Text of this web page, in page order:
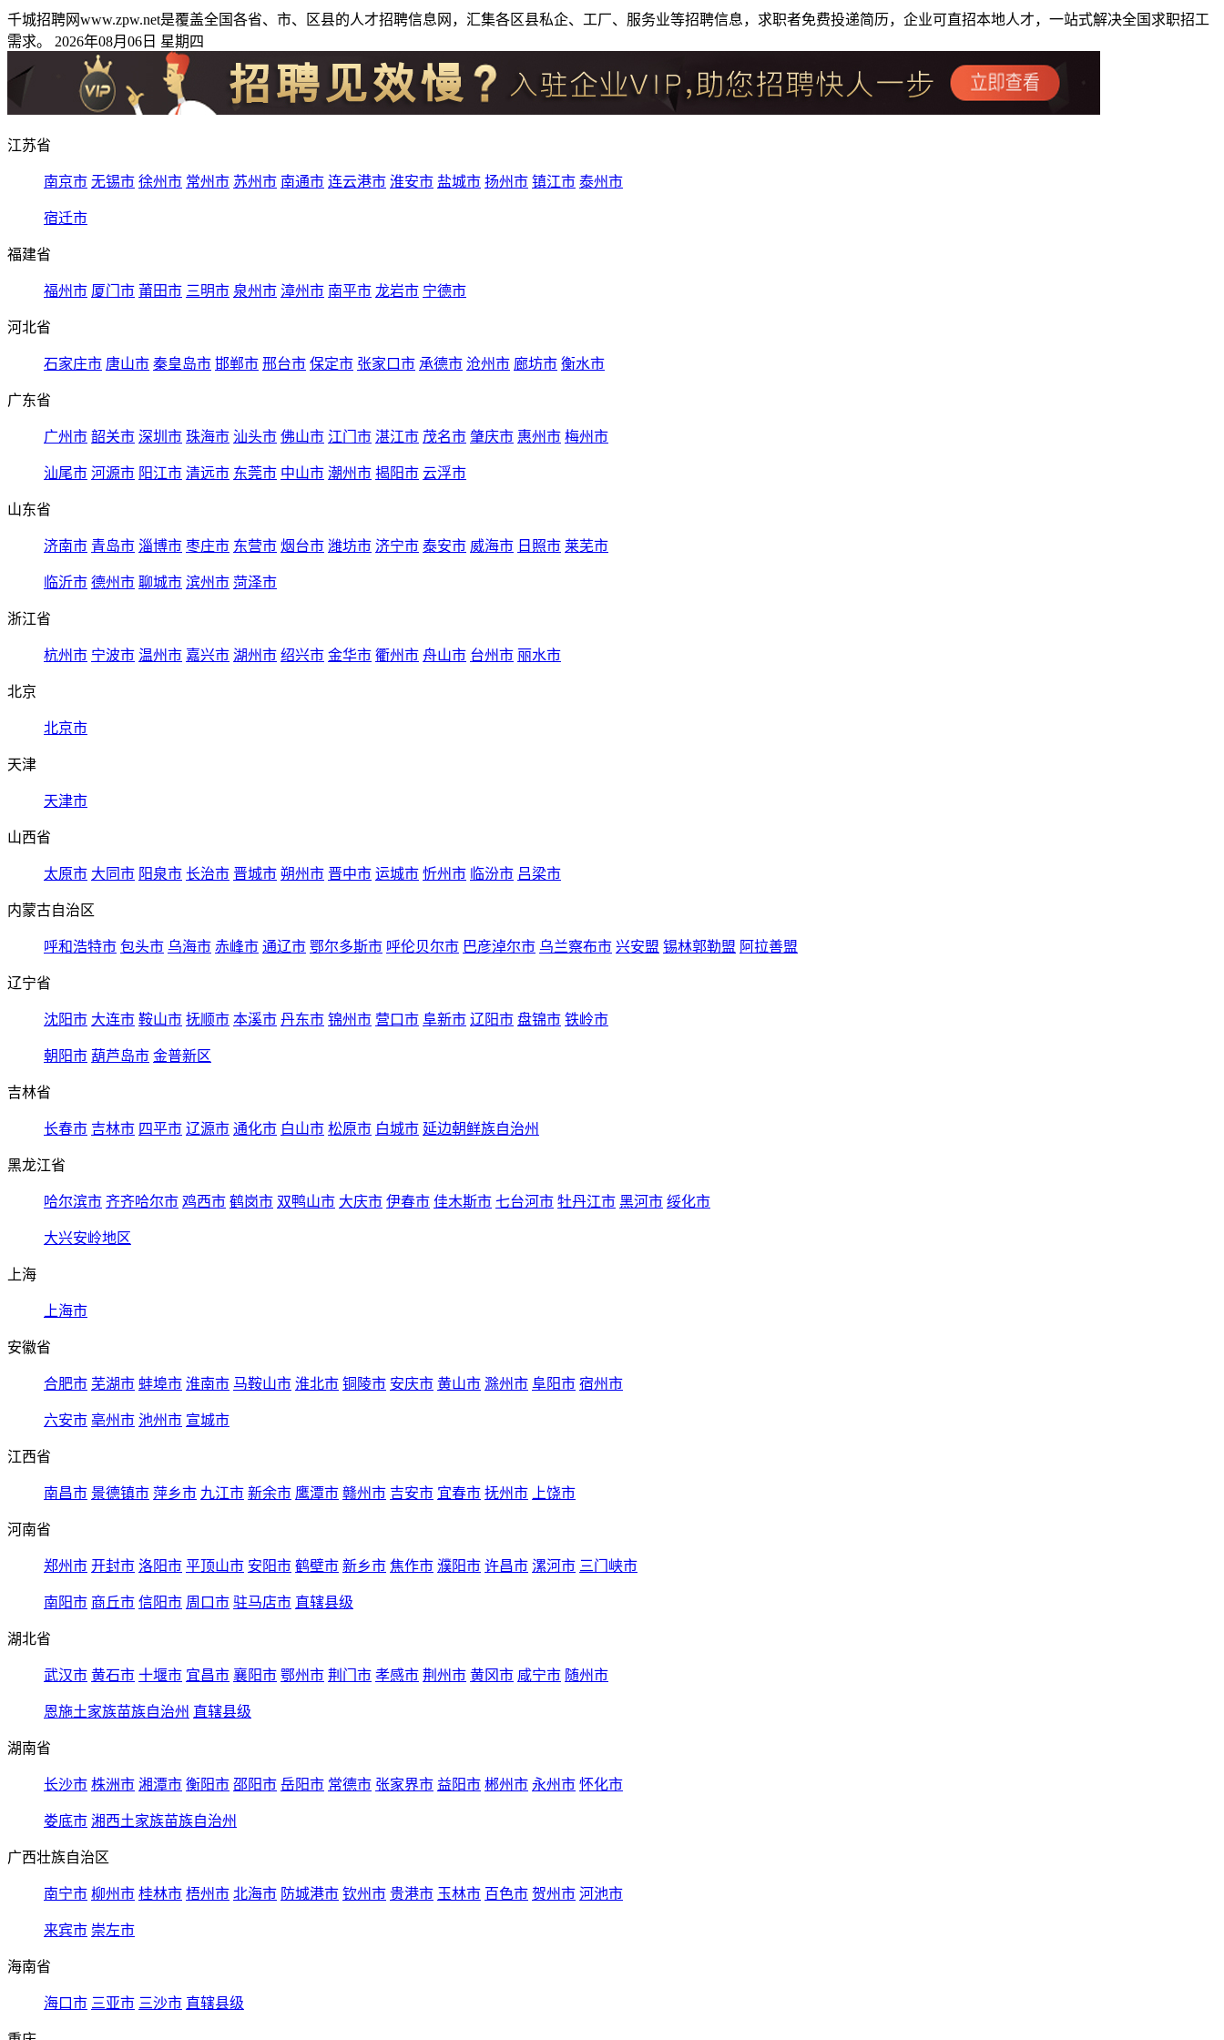
千城招聘网www.zpw.net是覆盖全国各省、市、区县的人才招聘信息网，汇集各区县私企、工厂、服务业等招聘信息，求职者免费投递简历，企业可直招本地人才，一站式解决全国求职招工
需求。 2026年08月06日 星期四
江苏省
南京市 无锡市 徐州市 常州市 苏州市 南通市 连云港市 淮安市 盐城市 扬州市 镇江市 泰州市
宿迁市
福建省
福州市 厦门市 莆田市 三明市 泉州市 漳州市 南平市 龙岩市 宁德市
河北省
石家庄市 唐山市 秦皇岛市 邯郸市 邢台市 保定市 张家口市 承德市 沧州市 廊坊市 衡水市
广东省
广州市 韶关市 深圳市 珠海市 汕头市 佛山市 江门市 湛江市 茂名市 肇庆市 惠州市 梅州市
汕尾市 河源市 阳江市 清远市 东莞市 中山市 潮州市 揭阳市 云浮市
山东省
济南市 青岛市 淄博市 枣庄市 东营市 烟台市 潍坊市 济宁市 泰安市 威海市 日照市 莱芜市
临沂市 德州市 聊城市 滨州市 菏泽市
浙江省
杭州市 宁波市 温州市 嘉兴市 湖州市 绍兴市 金华市 衢州市 舟山市 台州市 丽水市
北京
北京市
天津
天津市
山西省
太原市 大同市 阳泉市 长治市 晋城市 朔州市 晋中市 运城市 忻州市 临汾市 吕梁市
内蒙古自治区
呼和浩特市 包头市 乌海市 赤峰市 通辽市 鄂尔多斯市 呼伦贝尔市 巴彦淖尔市 乌兰察布市 兴安盟 锡林郭勒盟 阿拉善盟
辽宁省
沈阳市 大连市 鞍山市 抚顺市 本溪市 丹东市 锦州市 营口市 阜新市 辽阳市 盘锦市 铁岭市
朝阳市 葫芦岛市 金普新区
吉林省
长春市 吉林市 四平市 辽源市 通化市 白山市 松原市 白城市 延边朝鲜族自治州
黑龙江省
哈尔滨市 齐齐哈尔市 鸡西市 鹤岗市 双鸭山市 大庆市 伊春市 佳木斯市 七台河市 牡丹江市 黑河市 绥化市
大兴安岭地区
上海
上海市
安徽省
合肥市 芜湖市 蚌埠市 淮南市 马鞍山市 淮北市 铜陵市 安庆市 黄山市 滁州市 阜阳市 宿州市
六安市 亳州市 池州市 宣城市
江西省
南昌市 景德镇市 萍乡市 九江市 新余市 鹰潭市 赣州市 吉安市 宜春市 抚州市 上饶市
河南省
郑州市 开封市 洛阳市 平顶山市 安阳市 鹤壁市 新乡市 焦作市 濮阳市 许昌市 漯河市 三门峡市
南阳市 商丘市 信阳市 周口市 驻马店市 直辖县级
湖北省
武汉市 黄石市 十堰市 宜昌市 襄阳市 鄂州市 荆门市 孝感市 荆州市 黄冈市 咸宁市 随州市
恩施土家族苗族自治州 直辖县级
湖南省
长沙市 株洲市 湘潭市 衡阳市 邵阳市 岳阳市 常德市 张家界市 益阳市 郴州市 永州市 怀化市
娄底市 湘西土家族苗族自治州
广西壮族自治区
南宁市 柳州市 桂林市 梧州市 北海市 防城港市 钦州市 贵港市 玉林市 百色市 贺州市 河池市
来宾市 崇左市
海南省
海口市 三亚市 三沙市 直辖县级